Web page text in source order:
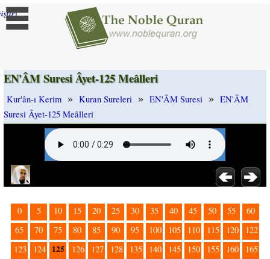
]
EN'ÂM Suresi Âyet-125 Meâlleri
Kur'ân-ı Kerim » Kuran Sureleri » EN'ÂM Suresi » EN'ÂM
Suresi Âyet-125 Meâlleri
0 5 10 15 20 25 30 35 40 45 50 55
60
65
70 75 80 85 90 95 100 105 110 115 120
122
123
124 125 126 127 128 135 140 145 150 155 160 165